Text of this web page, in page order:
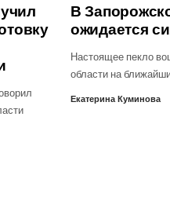
В
ожидается
Настоящее пекло
области на
Екатерина Куминова